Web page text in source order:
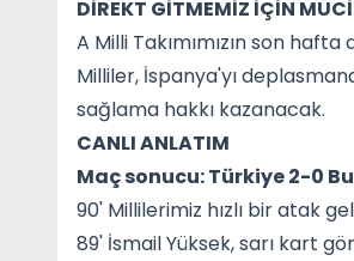
DİREKT GİTMEMİZ İÇİN
A Milli Takımımızın son
Milliler, İspanya'yı
sağlama hakkı kazanacak.
CANLI ANLATIM
Maç sonucu: Türkiye 2-0
90' Millilerimiz hızlı bir atak
89' İsmail Yüksek, sarı kart